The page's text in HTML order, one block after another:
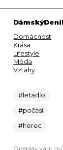
Domácnost
Krása
Lifestyle
Móda
Vztahy
#letadlo
#počasí
#herec
Oneplay vám